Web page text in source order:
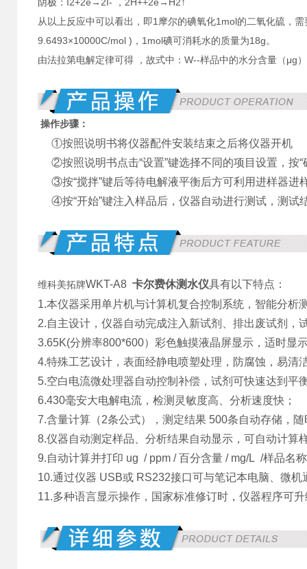
从以上反应中可以看出，即1摩尔的碘氧化1mol的二氧化硫，
9.6493×10000C/mol )，1mol碘可消耗水的质量为18g。
由法拉第电解定律可得 ，故式中：W--样品中的水分含量（μg
操作步骤：
①按照说明书将仪器配件安装结束之后将仪器开机
②按照说明书点击“设置”键选择不同的项目设置，按“
③按“搅拌”键后等待电解液平衡后方可利用进样器进
④按“开始”键注入样品后，仪器自动进行测试，测试
维科美拓牌WKT-A8 卡尔费休测水仪具有以下特点：
1.本仪器采用单片机与计算机复合控制系统，智能分析
2.自主设计，仪器自动完成注入新试剂、排出废试剂，
3.65K(分辨率800*600）彩色触摸液晶屏显示，适时显
4.特殊工艺设计，表面经静电喷塑处理，防腐蚀，易清
5.空白电流微处理器自动控制补偿，试剂可快速达到平
6.430毫安大电解电流，检测灵敏度高、分析速度快；
7.含量计算（2条公式），测定结果 500条自动存储，
8.仪器自动测定样品、分析结果自动显示，可自动计算
9.自动计算并打印 ug / ppm / 百分含量 / mg/L /样品名
10.通过仪器 USB或 RS232接口可与笔记本电脑、微
11.多种语言显示操作，国家标准修订时，仪器程序可